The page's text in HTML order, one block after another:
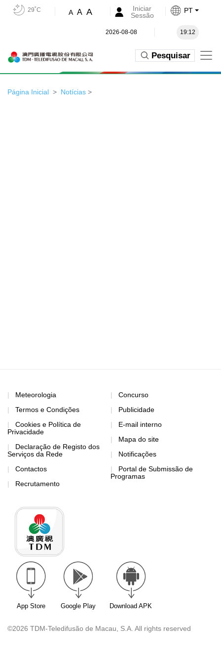
29˚C A A A
Iniciar
Sessão
PT
2026-08-08 19:12
Pesquisar
Página Inicial Notícias >
Meteorologia
Termos e Condições
Cookies e Política de
Privacidade
Declaração de Registo dos
Serviços da Rede
Contactos
Recrutamento
Concurso
Publicidade
E-mail interno
Mapa do site
Notificações
Portal de Submissão de
Programas
App Store Google Play Download APK
©2026 TDM-Teledifusão de Macau, S.A. All rights reserved